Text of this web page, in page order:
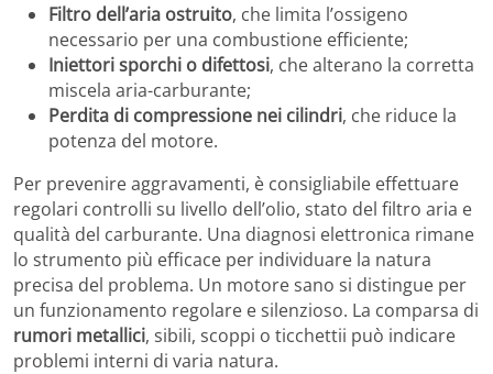
Filtro dell’aria ostruito, che limita l’ossigeno
necessario per una combustione efficiente;
Iniettori sporchi o difettosi, che alterano la corretta
miscela aria-carburante;
Perdita di compressione nei cilindri, che riduce la
potenza del motore.
Per prevenire aggravamenti, è consigliabile effettuare
regolari controlli su livello dell’olio, stato del filtro aria e
qualità del carburante. Una diagnosi elettronica rimane
lo strumento più efficace per individuare la natura
precisa del problema. Un motore sano si distingue per
un funzionamento regolare e silenzioso. La comparsa di
rumori metallici, sibili, scoppi o ticchettii può indicare
problemi interni di varia natura.